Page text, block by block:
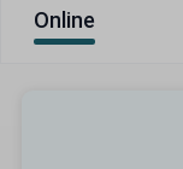
Online